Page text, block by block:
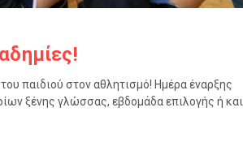
παιδιού στον αθλητισμό! Ημέρα έναρξης
ξένης γλώσσας, εβδομάδα επιλογής ή και